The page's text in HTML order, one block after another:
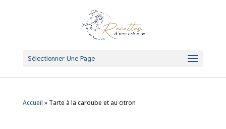
Sélectionner Une Page
Accueil » Tarte à la caroube et au citron